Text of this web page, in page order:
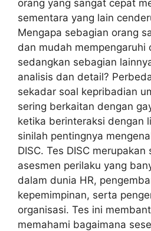
orang yang sangat cepat
sementara yang lain
Mengapa sebagian orang
dan mudah mempengaruhi
sedangkan sebagian
analisis dan detail?
sekadar soal kepribadian
sering berkaitan dengan
ketika berinteraksi dengan
sinilah pentingnya
DISC. Tes DISC
asesmen perilaku yang
dalam dunia HR,
kepemimpinan, serta
organisasi. Tes ini
memahami bagaimana